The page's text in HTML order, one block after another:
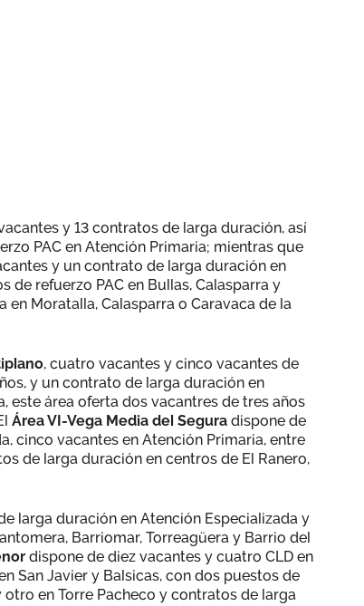
y 13 contratos de larga duración, así
PAC en Atención Primaria; mientras que
y un contrato de larga duración en
refuerzo PAC en Bullas, Calasparra y
Moratalla, Calasparra o Caravaca de la
, cuatro vacantes y cinco vacantes de
y un contrato de larga duración en
este área oferta dos vacantres de tres años
Área VI-Vega Media del Segura dispone de
cinco vacantes en Atención Primaria, entre
de larga duración en centros de El Ranero,
larga duración en Atención Especializada y
Barriomar, Torreagüera y Barrio del
dispone de diez vacantes y cuatro CLD en
San Javier y Balsicas, con dos puestos de
en Torre Pacheco y contratos de larga